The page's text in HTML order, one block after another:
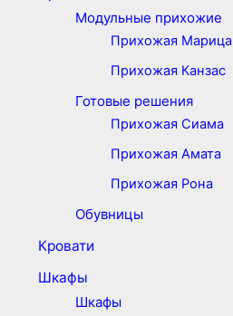
Модульные прихожие
Прихожая Марица
Прихожая Канзас
Готовые решения
Прихожая Сиама
Прихожая Амата
Прихожая Рона
Обувницы
Кровати
Шкафы
Шкафы